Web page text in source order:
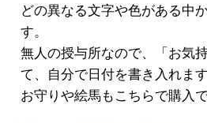
どの異なる文字や色がある中
す。
無人の授与所なので、「お気
て、自分で日付を書き入れます
お守りや絵馬もこちらで購入で